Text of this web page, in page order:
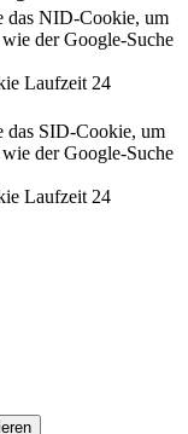
das NID-Cookie, um
der Google-Suche
Laufzeit 24
das SID-Cookie, um
der Google-Suche
Laufzeit 24